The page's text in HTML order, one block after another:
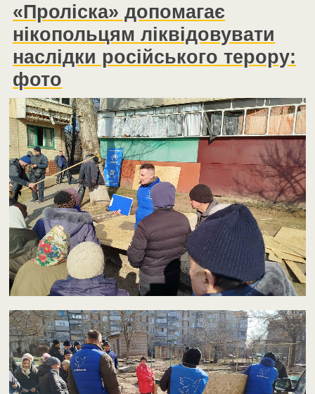
«Проліска» допомагає
нікопольцям ліквідовувати
наслідки російського терору:
фото